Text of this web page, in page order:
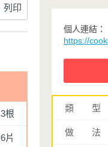
列印
3根
6片
個人連結：
https://
類 型
做 法